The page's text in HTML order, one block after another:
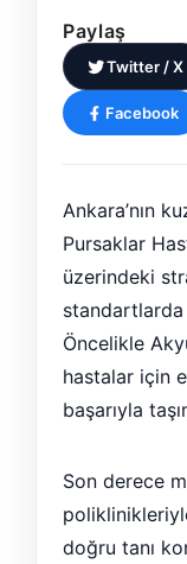
Paylaş
Twitter / X
Facebook
Ankara’nın
Pursaklar
üzerindeki
Öncelikle
hastalar için
başarıyla
Son derece
doğru tanı